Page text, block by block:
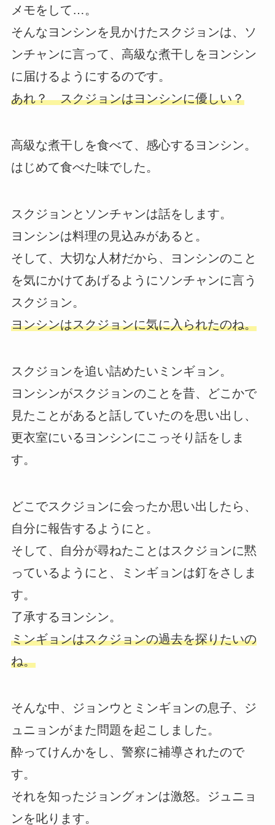
メモをして…。
そんなヨンシンを見かけたスクジョンは、ソ
ンチャンに言って、高級な煮干しをヨンシン
に届けるようにするのです。
あれ？ スクジョンはヨンシンに優しい？
高級な煮干しを食べて、感心するヨンシン。
はじめて食べた味でした。
スクジョンとソンチャンは話をします。
ヨンシンは料理の見込みがあると。
そして、大切な人材だから、ヨンシンのこと
を気にかけてあげるようにソンチャンに言う
スクジョン。
ヨンシンはスクジョンに気に入られたのね。
スクジョンを追い詰めたいミンギョン。
ヨンシンがスクジョンのことを昔、どこかで
見たことがあると話していたのを思い出し、
更衣室にいるヨンシンにこっそり話をしま
す。
どこでスクジョンに会ったか思い出したら、
自分に報告するようにと。
そして、自分が尋ねたことはスクジョンに黙
っているようにと、ミンギョンは釘をさしま
す。
了承するヨンシン。
ミンギョンはスクジョンの過去を探りたいの
ね。
そんな中、ジョンウとミンギョンの息子、ジ
ュニョンがまた問題を起こしました。
酔ってけんかをし、警察に補導されたので
す。
それを知ったジョングォンは激怒。ジュニョ
ンを叱ります。